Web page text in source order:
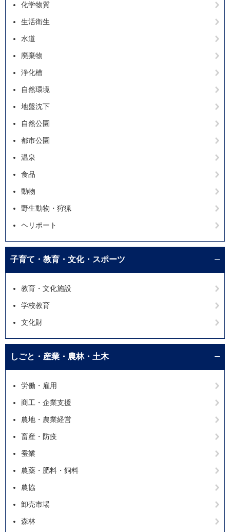
化学物質
生活衛生
水道
廃棄物
浄化槽
自然環境
地盤沈下
自然公園
都市公園
温泉
食品
動物
野生動物・狩猟
ヘリポート
子育て・教育・文化・スポーツ
教育・文化施設
学校教育
文化財
しごと・産業・農林・土木
労働・雇用
商工・企業支援
農地・農業経営
畜産・防疫
蚕業
農薬・肥料・飼料
農協
卸売市場
森林